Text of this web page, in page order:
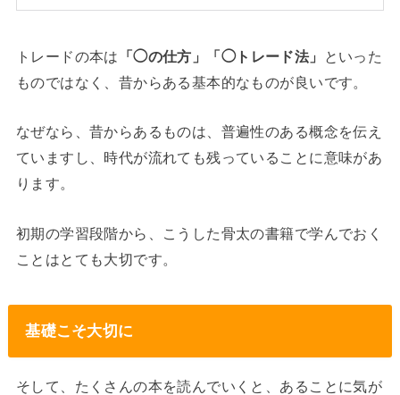
トレードの本は 「◯の仕方」「◯トレード法」
といった
ものではなく、昔からある基本的なものが良いです。
なぜなら、昔からあるものは、普遍性のある概念を伝え
ていますし、時代が流れても残っていることに意味があ
ります。
初期の学習段階から、こうした骨太の書籍で学んでおく
ことはとても大切です。
基礎こそ大切に
そして、たくさんの本を読んでいくと、あることに気が